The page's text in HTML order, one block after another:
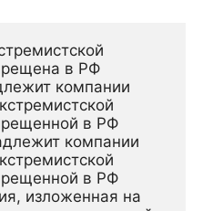
в РФ
компании
в РФ
компании
в РФ
изложенная на